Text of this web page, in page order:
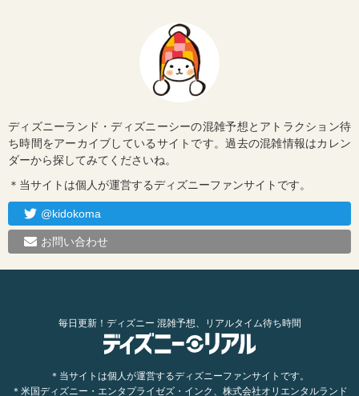
ディズニーランド・ディズニーシーの混雑予想とアトラクション待
ち時間をアーカイブしているサイトです。過去の混雑情報はカレン
ダーから探してみてくださいね。
＊当サイトは個人が運営するディズニーファンサイトです。
@kidokoma
お問い合わせ
毎日更新！ディズニー 混雑予想、リアルタイム待ち時間
＊当サイトは個人が運営するディズニーファンサイトです。
＊米国ディズニー・エンタプライゼズ・インク、株式会社オリエンタルランド